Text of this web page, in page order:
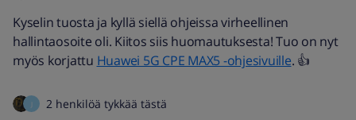
Kyselin tuosta ja kyllä siellä ohjeissa virheellinen
hallintaosoite oli. Kiitos siis huomautuksesta! Tuo on nyt
myös korjattu Huawei 5G CPE MAX5 -ohjesivuille. 👍
2 henkilöä tykkää tästä